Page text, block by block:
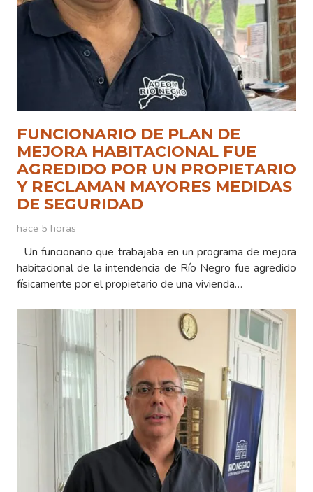
FUNCIONARIO DE PLAN DE
MEJORA HABITACIONAL FUE
AGREDIDO POR UN PROPIETARIO
Y RECLAMAN MAYORES MEDIDAS
DE SEGURIDAD
hace 5 horas
Un funcionario que trabajaba en un programa de mejora
habitacional de la intendencia de Río Negro fue agredido
físicamente por el propietario de una vivienda…